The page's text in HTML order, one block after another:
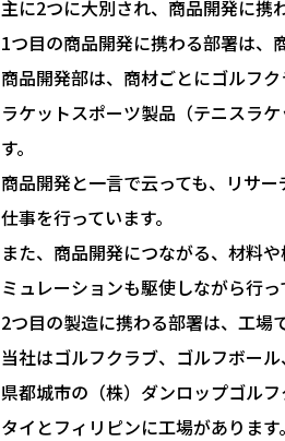
主に2つに大別され、商品開発に携
1つ目の商品開発に携わる部署は、
商品開発部は、商材ごとにゴルフ
ラケットスポーツ製品（テニスラ
す。
商品開発と一言で云っても、リサ
仕事を行っています。
また、商品開発につながる、材料
ミュレーションも駆使しながら行っ
2つ目の製造に携わる部署は、工場
当社はゴルフクラブ、ゴルフボー
県都城市の（株）ダンロップゴル
タイとフィリピンに工場があります。